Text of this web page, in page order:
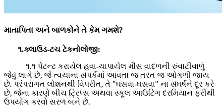
માતાપિતા અને બાળકોને તે કેમ ગમશે?
૧.ક્લાઉડ-ટચ ટેકનોલોજી:
૧.૧ પેટન્ટ કરાયેલ હવા-ચાપાયેલ મૌસ વાદળની રુંવાટીવાળું
જેવું લાગે છે, જે ત્વચાના સંપર્કમાં આવતા જ તરત જ ઓગળી જાય
છે. પરંપરાગત લોશનથી વિપરીત, તે "ઘસવા-ઘસવા" ના સંઘર્ષને દૂર કરે
છે, જેના કારણે બીચ ટ્રિપ્સ અથવા સ્કૂલ આઉટિંગ દરમિયાન ફરીથી
ઉપયોગ કરવો સરળ બને છે.